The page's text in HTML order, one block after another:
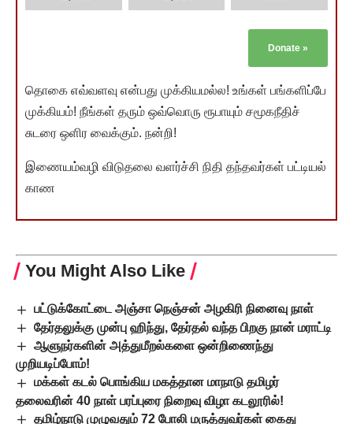
Donate »
தொகை எவ்வளவு என்பது முக்கியமல்ல! உங்கள் பங்களிப்பே
முக்கியம்! நீங்கள் தரும் ஒவ்வொரு ரூபாயும் சமூகநீதிச்
சுடரை ஒளிர வைக்கும். நன்றி!
இணையம்வழி விடுதலை வளர்ச்சி நிதி தந்தவர்கள் பட்டியல்
காண
You Might Also Like
பட்டுக்கோட்டை அஞ்சா நெஞ்சன் அழகிரி நினைவு நாள்
தேர்தலுக்கு முன்பு ஹிந்து, தேர்தல் வந்த பிறகு நான் மராட்டி
ஆளுநர்களின் அத்துமீறல்களை ஒன்றிணைந்து
முறியடிப்போம்!
மக்கள் கடல் பொங்கிய மகத்தான மாநாடு தமிழர்
தலைவரின் 40 நாள் பரப்புரை நிறைவு விழா கடலூரில்!
தமிழ்நாடு முழுவதும் 72 போலி மருத்துவர்கள் கைது